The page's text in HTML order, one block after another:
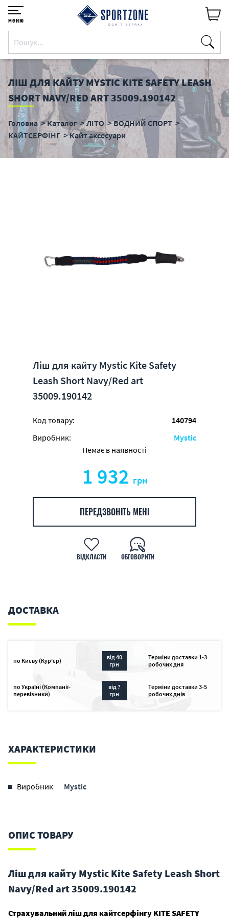
меню
ЛІШ ДЛЯ КАЙТУ MYSTIC KITE SAFETY LEASH
SHORT NAVY/RED ART 35009.190142
Головна Каталог ЛІТО
ВОДНИЙ СПОРТ
КАЙТСЕРФІНГ
Кайт аксесуари
Ліш для кайту Mystic Kite Safety
Leash Short Navy/Red art
35009.190142
Код товару:
140794
Виробник:
Mystic
Немає в наявності
1 932 грн
ПЕРЕДЗВОНІТЬ МЕНІ
ВІДКЛАСТИ ОБГОВОРИТИ
ДОСТАВКА
по Києву (Кур'єр)
від 40
грн
Терміни доставки 1-3
робочих дня
по Україні (Компанії-
перевізники)
від ?
грн
Терміни доставки 3-5
робочих днів
ХАРАКТЕРИСТИКИ
Виробник Mystic
ОПИС ТОВАРУ
Ліш для кайту Mystic Kite Safety Leash Short
Navy/Red art 35009.190142
Страхувальний ліш для кайтсерфінгу KITE SAFETY